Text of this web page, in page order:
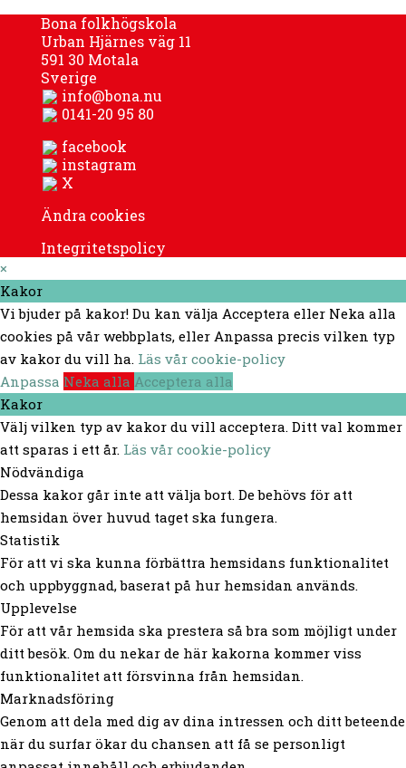
Bona folkhögskola
Urban Hjärnes väg 11
591 30 Motala
Sverige
info@bona.nu
0141-20 95 80
facebook
instagram
X
Ändra cookies
Integritetspolicy
×
Kakor
Vi bjuder på kakor! Du kan välja Acceptera eller Neka alla
cookies på vår webbplats, eller Anpassa precis vilken typ
av kakor du vill ha. Läs vår cookie-policy
Anpassa Neka alla Acceptera alla
Kakor
Välj vilken typ av kakor du vill acceptera. Ditt val kommer
att sparas i ett år. Läs vår cookie-policy
Nödvändiga
Dessa kakor går inte att välja bort. De behövs för att
hemsidan över huvud taget ska fungera.
Statistik
För att vi ska kunna förbättra hemsidans funktionalitet
och uppbyggnad, baserat på hur hemsidan används.
Upplevelse
För att vår hemsida ska prestera så bra som möjligt under
ditt besök. Om du nekar de här kakorna kommer viss
funktionalitet att försvinna från hemsidan.
Marknadsföring
Genom att dela med dig av dina intressen och ditt beteende
när du surfar ökar du chansen att få se personligt